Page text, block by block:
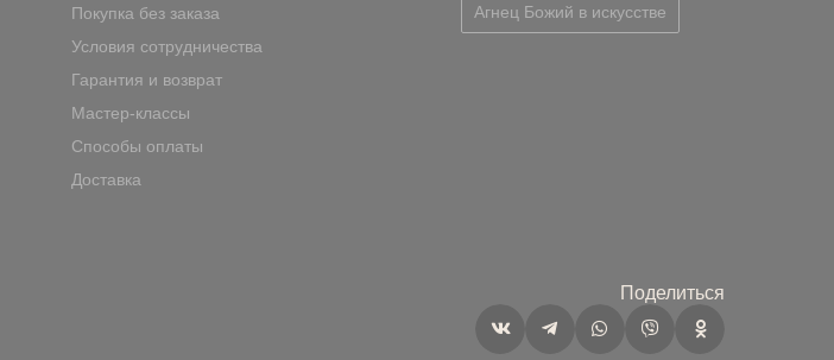
Покупка без заказа
Условия сотрудничества
Гарантия и возврат
Мастер-классы
Способы оплаты
Доставка
Агнец Божий в искусстве
Поделиться